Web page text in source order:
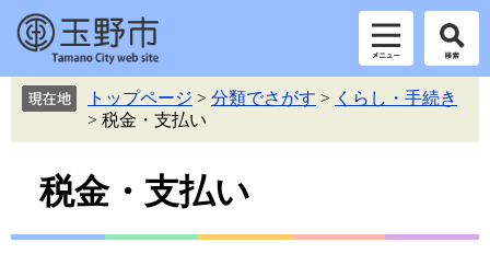
トップページ > 分類でさがす > くらし・手続き
> 税金・支払い
税金・支払い